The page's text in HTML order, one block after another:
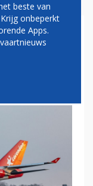
beste van
onbeperkt
Apps.